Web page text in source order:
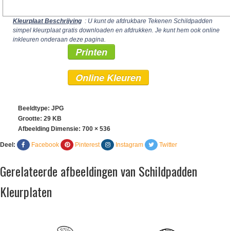
Kleurplaat Beschrijving : U kunt de afdrukbare Tekenen Schildpadden
simpel kleurplaat gratis downloaden en afdrukken. Je kunt hem ook online
inkleuren onderaan deze pagina.
Printen
Online Kleuren
Beeldtype: JPG
Grootte: 29 KB
Afbeelding Dimensie: 700 × 536
Deel: Facebook Pinterest Instagram Twitter
Gerelateerde afbeeldingen van Schildpadden
Kleurplaten